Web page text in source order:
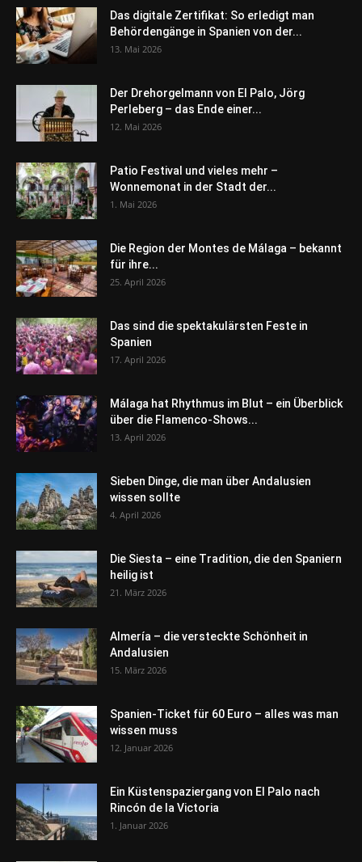
Das digitale Zertifikat: So erledigt man
Behördengänge in Spanien von der...
13. Mai 2026
Der Drehorgelmann von El Palo, Jörg
Perleberg – das Ende einer...
12. Mai 2026
Patio Festival und vieles mehr –
Wonnemonat in der Stadt der...
1. Mai 2026
Die Region der Montes de Málaga – bekannt
für ihre...
25. April 2026
Das sind die spektakulärsten Feste in
Spanien
17. April 2026
Málaga hat Rhythmus im Blut – ein Überblick
über die Flamenco-Shows...
13. April 2026
Sieben Dinge, die man über Andalusien
wissen sollte
4. April 2026
Die Siesta – eine Tradition, die den Spaniern
heilig ist
21. März 2026
Almería – die versteckte Schönheit in
Andalusien
15. März 2026
Spanien-Ticket für 60 Euro – alles was man
wissen muss
12. Januar 2026
Ein Küstenspaziergang von El Palo nach
Rincón de la Victoria
1. Januar 2026